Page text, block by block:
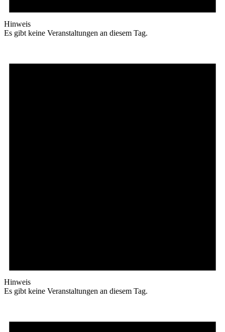
Hinweis
Es gibt keine Veranstaltungen an diesem Tag.
Hinweis
Es gibt keine Veranstaltungen an diesem Tag.